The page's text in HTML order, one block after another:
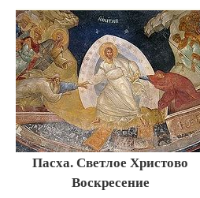
Пасха. Светлое Христово
Воскресение